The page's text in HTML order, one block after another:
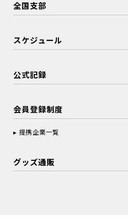
全国支部
スケジュール
公式記録
会員登録制度
提携企業一覧
グッズ通販